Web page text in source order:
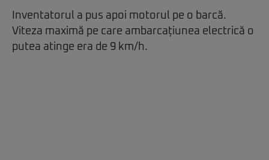
Inventatorul a pus apoi motorul pe o barcă.
Viteza maximă pe care ambarcațiunea electrică o
putea atinge era de 9 km/h.